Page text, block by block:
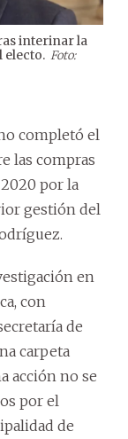
interinar la
electo. Foto:
completó el
las compras
por la
gestión del
en
con
de
carpeta
acción no se
por el
de